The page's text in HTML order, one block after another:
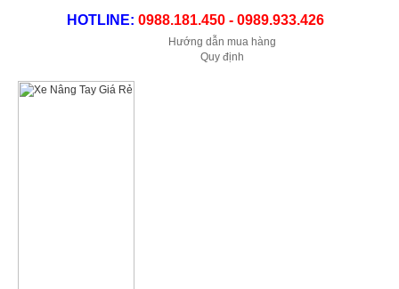
HOTLINE: 0988.181.450 - 0989.933.426
Hướng dẫn mua hàng
Quy định